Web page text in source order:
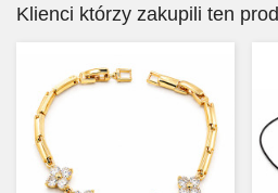
Klienci którzy zakupili ten